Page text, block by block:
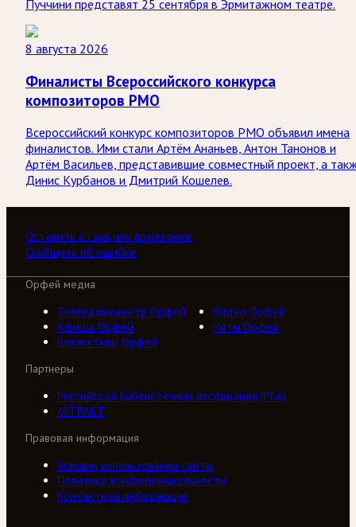
Пуччини представят 25 сентября в Эрмитажном театре.
8 августа 2026
Финалисты Всероссийского конкурса
композиторов РМО
Всероссийский конкурс композиторов РМО объявил имена
финалистов. Ими стали Артём Ананьев, Антон Танонов и
Артём Васильев, представившие совместный проект, а
Динис Курбанов и Дмитрий Кошелев.
Оставить отзыв или пожелание
Сообщить об ошибке
Орфей медиа
Телерадиоцентр Орфей
Видео Орфей
Афиша Орфей
Ноты Орфей
Коллективы Орфей
Партнеры
Российская библиотечная ассоциация (РБА)
///ТРАКТ
Правовая информация
Условия использования сайта
Политика конфиденциальности
Контактная информация